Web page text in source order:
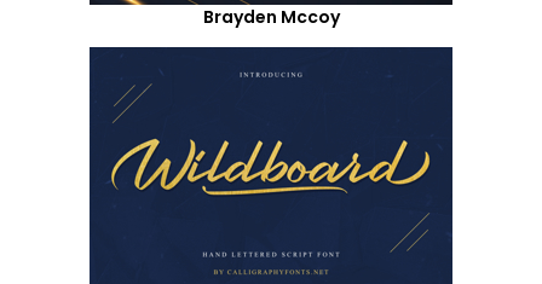
Brayden Mccoy